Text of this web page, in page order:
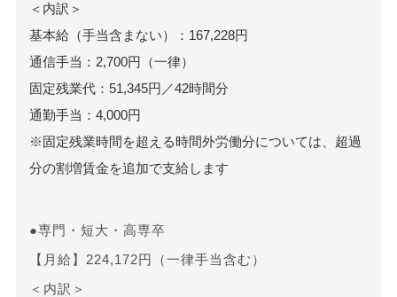
＜内訳＞
基本給（手当含まない）：167,228円
通信手当：2,700円（一律）
固定残業代：51,345円／42時間分
通勤手当：4,000円
※固定残業時間を超える時間外労働分については、超過
分の割増賃金を追加で支給します
●専門・短大・高専卒
【月給】224,172円（一律手当含む）
＜内訳＞